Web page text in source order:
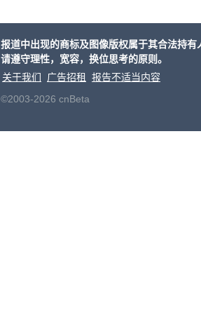
个品
报道中出现的商标及图像版权属于其合法持
请遵守理性，宽容，换位思考的原则。
关于我们
广告招租
报告不适当内容
©2003-2026 cnBeta